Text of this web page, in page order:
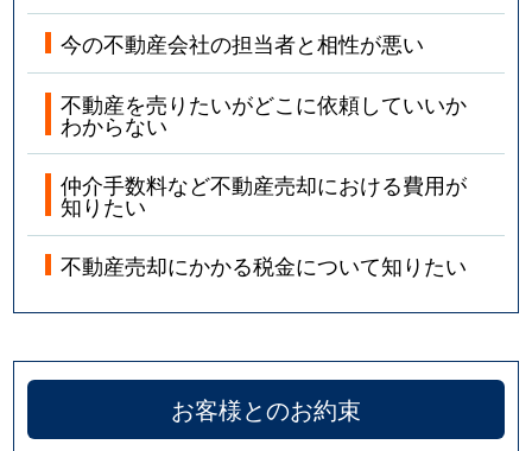
今の不動産会社の担当者と相性が悪い
不動産を売りたいがどこに依頼していいか
わからない
仲介手数料など不動産売却における費用が
知りたい
不動産売却にかかる税金について知りたい
お客様とのお約束